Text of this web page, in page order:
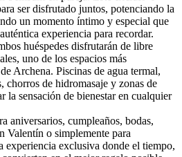
ser disfrutado juntos, potenciando la
un momento íntimo y especial que
experiencia para recordar.
huéspedes disfrutarán de libre
uno de los espacios más
Archena. Piscinas de agua termal,
chorros de hidromasaje y zonas de
la sensación de bienestar en cualquier
aniversarios, cumpleaños, bodas,
Valentín o simplemente para
experiencia exclusiva donde el tiempo,